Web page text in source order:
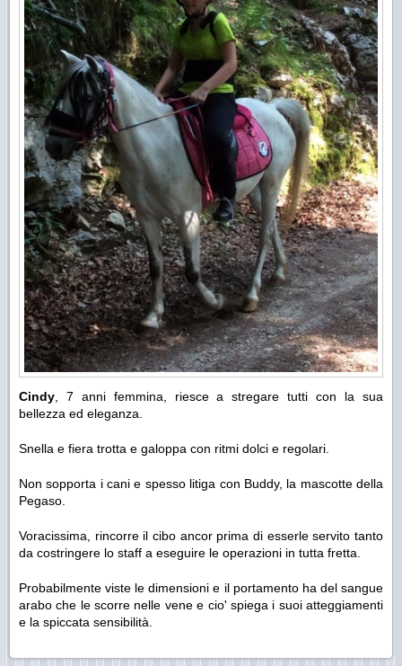
Cindy , 7 anni femmina, riesce a stregare tutti con la sua
bellezza ed eleganza.
Snella e fiera trotta e galoppa con ritmi dolci e regolari.
Non sopporta i cani e spesso litiga con Buddy, la mascotte della
Pegaso.
Voracissima, rincorre il cibo ancor prima di esserle servito tanto
da costringere lo staff a eseguire le operazioni in tutta fretta.
Probabilmente viste le dimensioni e il portamento ha del sangue
arabo che le scorre nelle vene e cio' spiega i suoi atteggiamenti
e la spiccata sensibilità.